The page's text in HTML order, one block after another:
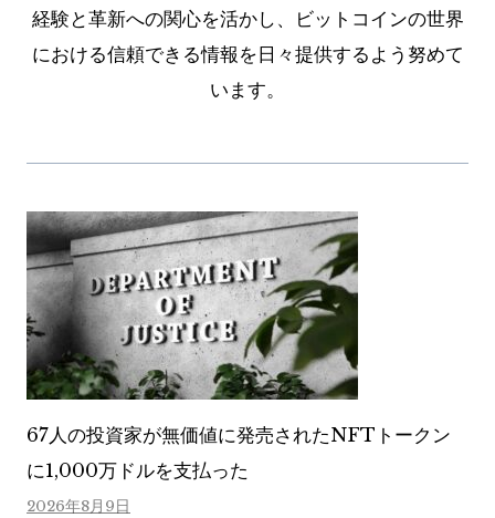
経験と革新への関心を活かし、ビットコインの世界
における信頼できる情報を日々提供するよう努めて
います。
67人の投資家が無価値に発売されたNFTトークン
に1,000万ドルを支払った
2026年8月9日